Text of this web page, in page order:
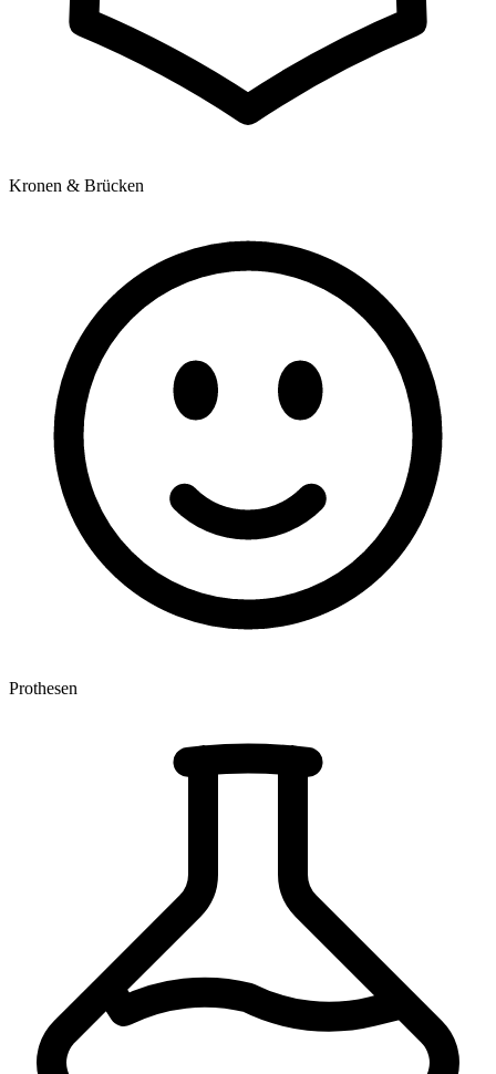
Kronen & Brücken
Prothesen